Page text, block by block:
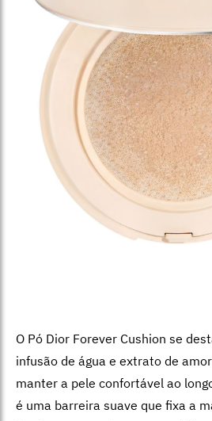
O Pó Dior Forever Cushion se
infusão de água e extrato de
manter a pele confortável ao
é uma barreira suave que fixa a